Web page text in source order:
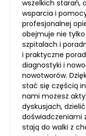
wszelkich starań,
wsparcia i
profesjonalnej
obejmuje nie
szpitalach i
i praktyczne
diagnostyki i
nowotworów.
stać się częścią
nami możesz
dyskusjach,
doświadczeniami
stają do walki z